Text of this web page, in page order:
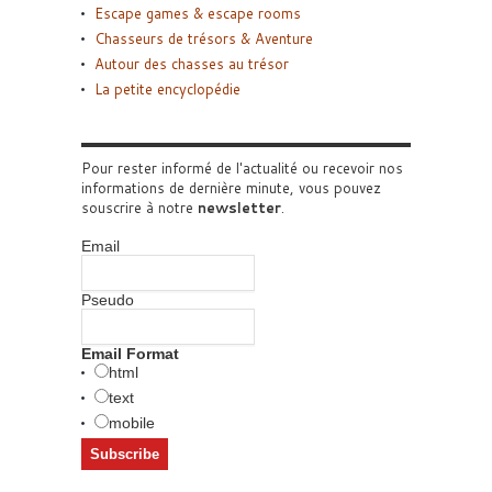
Escape games & escape rooms
Chasseurs de trésors & Aventure
Autour des chasses au trésor
La petite encyclopédie
Pour rester informé de l'actualité ou recevoir nos
informations de dernière minute, vous pouvez
souscrire à notre newsletter.
Email
Pseudo
Email Format
html
text
mobile